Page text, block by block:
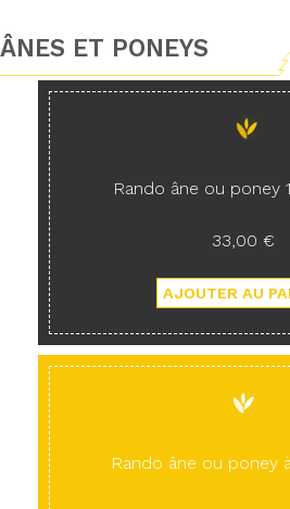
ÂNES ET PONEYS
Rando âne ou poney
33,00 €
Rando âne ou poney